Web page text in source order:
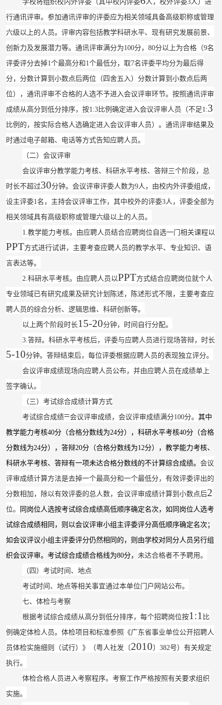
学校将组织校内外评委（其中校内评委 人，校外评委3人）进
行通讯评审。参加通讯评审的评委应为相关领域具备高级职称或管理
六级以上的人员。评审内容包括教学科研水平、现有研究发展前景、
创新力及发展潜力等。通讯评审满分为100分， 80分以上为合格（9名
评委评分去掉1个最高分和1个最低分，取7名评委平均分为最后得
分，分数计算到小数点后两位（四舍五入）分数计算到小数点后两
位），通讯评审不合格的人选不予进入会议评审环节。按照通讯评审
成绩从高分到低分排序，按1:3比例确定进入会议评审人员（不足1 :3
比例的，按实际合格人选确定进入会议评审人员）。通讯评审结果及
时通过电子邮箱、电话等方式告知应聘人员。
（二）会议评审
会议评审分教学能力考核、科研水平考核、答辩三个阶段，总
时长不超过30分钟。会议评审评委人数为9人，由校内外评委组成，
设主评委1 名，主持会议评审工作，其中校外的评委3人，评委全部为
相关领域具有高级职称或管理六级以上的人员。
1 .教学能力考核。由应聘人员结合应聘岗位自选一门相关课程以
PPT方式进行试讲，主要考查应聘人员的教学水平、专业知识、语
言表达等。
2 .科研水平考核。由应聘人员以PPT方式结合应聘岗位就个人
专业领域已有研究成果及研究计划陈述，陈述形式不限，主要考查应
聘人员的综合分析、逻辑思维、科研创新等。
以上两个阶段时长15-20分钟，时间自行分配。
3 .答辩。科研水平考核后，评委与应聘人员进行现场答辩，时长
5-10分钟。答辩结束后，每位评委根据应聘人员的表现独立评分。
会议评审成绩现场向应聘人员公布，并由应聘人员在成绩单上
签字确认。
（三）考试综合成绩计算方式
考试综合成绩=会议评审成绩，会议评审成绩满分100分。其中
教学能力考核40分（合格分数线为24分） ，科研水平考核40分（合格
分数线为24分） ，答辩20分（合格分数线为12分）， 教学能力考核、
科研水平考核、 答辩有一项未达合格分数线的不计算综合成绩。 会议
评审成绩计算方法是去掉一个最高分和一个最低分，有效评委评出的
分数相加，除以有效评委的总人数，会议评审成绩计算到小数点后2
位。 同岗位人选按考试综合成绩高低顺序确定名次 ， 如同岗位人选考
试综合成绩相同，则以会议评审小组主评委评分高低顺序确定名次；
如会议评议小组主评委评分仍然相同的，则由学校对同分人员另行组
织会议评审。 考试综合成绩合格线为80分， 未达合格者不予聘用。
（四）考试时间、地点
考试时间、地点等相关事宜通过本单位门户网站公布。
七、体检与考察
根据考试综合成绩从高分到低分排序，每个招聘岗位按1:1 比
例确定体检人员。体检项目和标准参照《广东省事业单位公开招聘人
员体检实施细则 （试行） 》 （粤人社发〔2010〕 382号） 有关规定
执行。
体检合格人员进入考察程序。考察工作严格按照有关要求组织
实施。